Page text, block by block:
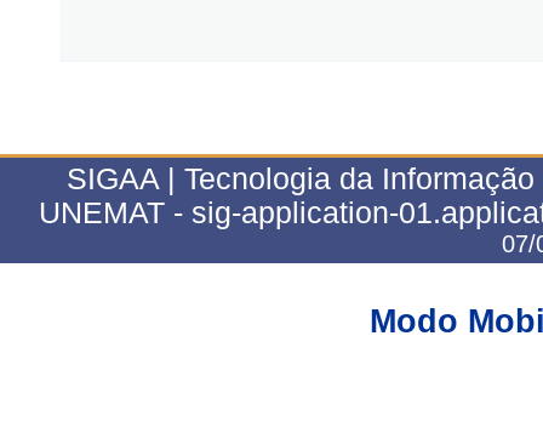
SIGAA | Tecnologia da
UNEMAT - sig-application-
07/
Modo